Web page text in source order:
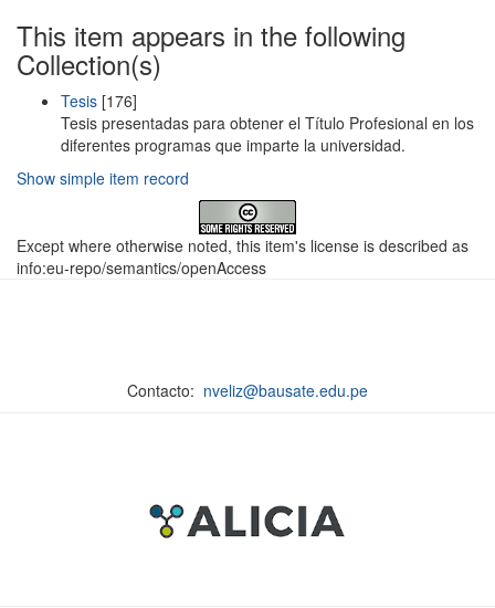
This item appears in the following
Collection(s)
Tesis [176]
Tesis presentadas para obtener el Título Profesional en los
diferentes programas que imparte la universidad.
Show simple item record
Except where otherwise noted, this item's license is described as
info:eu-repo/semantics/openAccess
Contacto: nveliz@bausate.edu.pe